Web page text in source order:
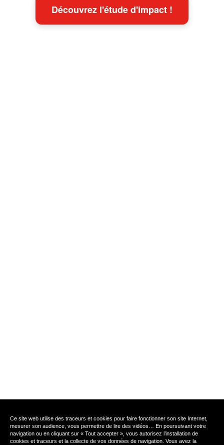
Découvrez l'étude d'impact !
Ce site web utilise des traceurs et cookies pour faire fonctionner son site Internet,
mesurer son audience, vous permettre de lire des vidéos… En poursuivant votre
navigation ou en cliquant sur « Tout accepter », vous autorisez l’installation de
cookies et traceurs et la collecte de vos données de navigation. Vous avez la